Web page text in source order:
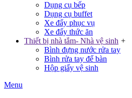
Dụng cụ bếp
Dụng cụ buffet
Xe đẩy phục vụ
Xe đẩy thức ăn
Thiết bị nhà tắm- Nhà vệ sinh +
Bình đựng nước rửa tay
Bình rửa tay để bàn
Hộp giấy vệ sinh
Menu